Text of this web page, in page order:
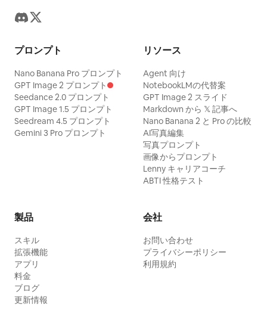
プロンプト
Nano Banana Pro プロンプト
GPT Image 2 プロンプト
Seedance 2.0 プロンプト
GPT Image 1.5 プロンプト
Seedream 4.5 プロンプト
Gemini 3 Pro プロンプト
リソース
Agent 向け
NotebookLMの代替案
GPT Image 2 スライド
Markdown から 𝕏 記事へ
Nano Banana 2 と Pro の比較
AI写真編集
写真プロンプト
画像からプロンプト
Lenny キャリアコーチ
ABTI 性格テスト
製品
スキル
拡張機能
アプリ
料金
ブログ
更新情報
会社
お問い合わせ
プライバシーポリシー
利用規約